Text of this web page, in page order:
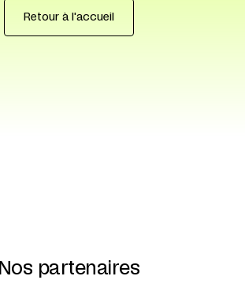
Retour à l'accueil
Nos partenaires